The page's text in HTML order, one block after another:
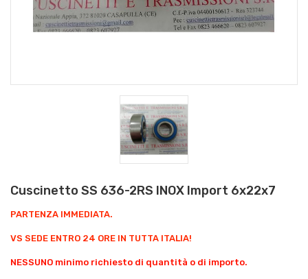
Cuscinetto SS 636-2RS INOX Import 6x22x7
PARTENZA IMMEDIATA.
VS SEDE ENTRO 24 ORE IN TUTTA ITALIA!
NESSUNO minimo richiesto di quantità o di importo.